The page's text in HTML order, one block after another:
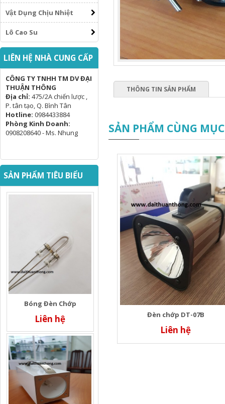
Vật Dụng Chịu Nhiệt
Lô Cao Su
LIÊN HỆ NHÀ CUNG CẤP
CÔNG TY TNHH TM DV ĐẠI
THUẬN THÔNG
Địa chỉ: 475/2A chiến lược ,
P. tân tạo, Q. Bình Tân
Hotline: 0984433884
Phòng Kinh Doanh:
0908208640 - Ms. Nhung
SẢN PHẨM TIÊU BIỂU
Bóng Đèn Chớp
Liên hệ
THÔNG TIN SẢN PHẨM
SẢN PHẨM CÙNG MỤC
Đèn chớp DT-07B
Liên hệ